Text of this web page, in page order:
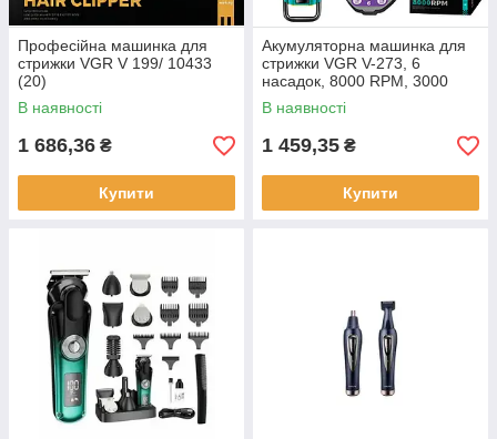
Професійна машинка для
стрижки VGR V 199/ 10433
(20)
В наявності
1 686,36 ₴
Купити
Акумуляторна машинка для
стрижки VGR V-273, 6
насадок, 8000 RPM, 3000
mAh, LED дисплей (24)
В наявності
1 459,35 ₴
Купити